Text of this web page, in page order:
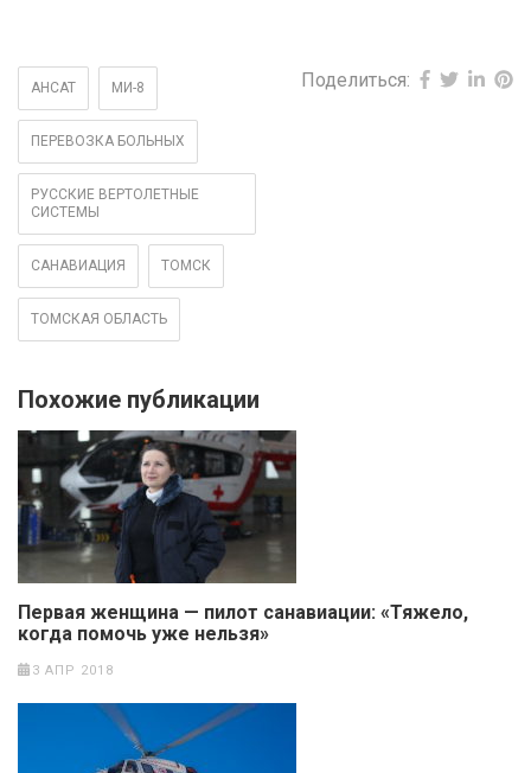
АНСАТ МИ-8
ПЕРЕВОЗКА БОЛЬНЫХ
РУССКИЕ ВЕРТОЛЕТНЫЕ
СИСТЕМЫ
САНАВИАЦИЯ ТОМСК
ТОМСКАЯ ОБЛАСТЬ
Поделиться:
Похожие публикации
Первая женщина — пилот санавиации: «Тяжело,
когда помочь уже нельзя»
3 АПР 2018